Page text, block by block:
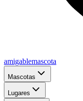
amigablemascota
Mascotas
Lugares